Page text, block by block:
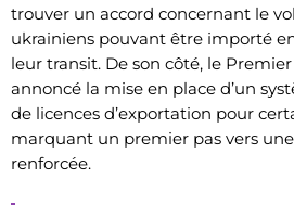
trouver un accord concernant le
ukrainiens pouvant être importé
leur transit. De son côté, le
annoncé la mise en place d’un
de licences d’exportation pour
marquant un premier pas vers
renforcée.